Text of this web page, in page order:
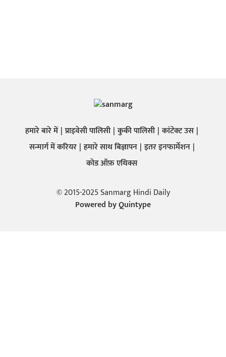
हमारे बारे में प्राइवेसी पालिसी कुकी पालिसी कांटेक्ट उस
सन्मार्ग में करियर हमारे साथ बिज्ञापन इतर इनफार्मेशन
कोड ऑफ़ एथिक्स
© 2015-2025 Sanmarg Hindi Daily
Powered byQuintype